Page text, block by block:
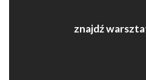
znajdź